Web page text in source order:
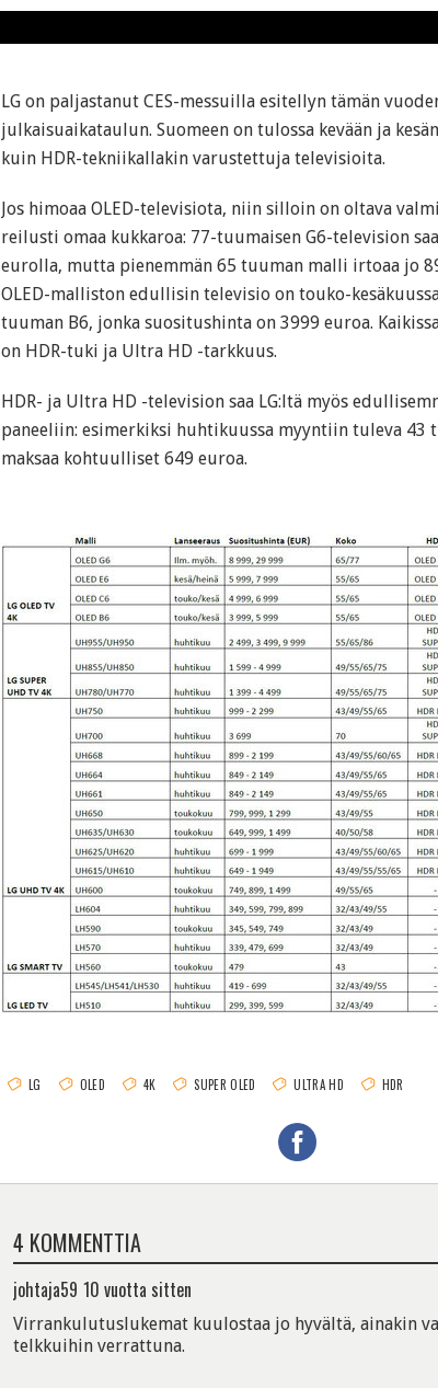
LG on paljastanut CES-messuilla esitellyn tämän
julkaisuaikataulun. Suomeen on tulossa kevään ja
kuin HDR-tekniikallakin varustettuja televisioita.
Jos himoaa OLED-televisiota, niin silloin on oltava
reilusti omaa kukkaroa: 77-tuumaisen G6-television
eurolla, mutta pienemmän 65 tuuman malli irtoaa jo
OLED-malliston edullisin televisio on touko-
tuuman B6, jonka suositushinta on 3999 euroa.
on HDR-tuki ja Ultra HD -tarkkuus.
HDR- ja Ultra HD -television saa LG:ltä myös
paneeliin: esimerkiksi huhtikuussa myyntiin tuleva 43
maksaa kohtuulliset 649 euroa.
LG OLED 4K SUPER OLED ULTRA HD HDR
4 KOMMENTTIA
johtaja59 10 vuotta sitten
Virrankulutuslukemat kuulostaa jo hyvältä, ainakin
telkkuihin verrattuna.